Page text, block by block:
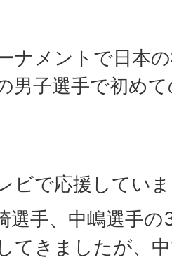
ナメントで日本
男子選手で初め
ビで応援してい
選手、中嶋選手
てきましたが、